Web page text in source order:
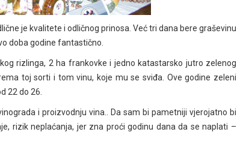
je kvalitete i odličnog prinosa. Već tri dana bere graševinu
doba godine fantastično.
rizlinga, 2 ha frankovke i jedno katastarsko jutro zelenog
toj sorti i tom vinu, koje mu se sviđa. Ove godine zeleni
22 do 26.
i proizvodnju vina.. Da sam bi pametniji vjerojatno bi
rizik neplaćanja, jer zna proći godinu dana da se naplati –